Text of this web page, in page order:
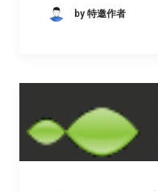
by 特邀作者